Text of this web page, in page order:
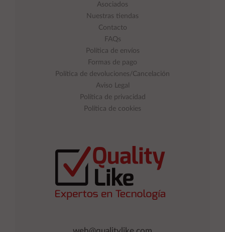
Asociados
Nuestras tiendas
Contacto
FAQs
Política de envíos
Formas de pago
Política de devoluciones/Cancelación
Aviso Legal
Política de privacidad
Política de cookies